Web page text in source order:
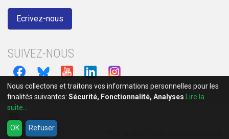
Ecrivez-nous
SUIVEZ-NOUS
language
Nous collectons et traitons vos informations personnelles pour les
finalités suivantes: Sécurité, Fonctionnalité, Analyses
Lire la
suite...
OK Refuser